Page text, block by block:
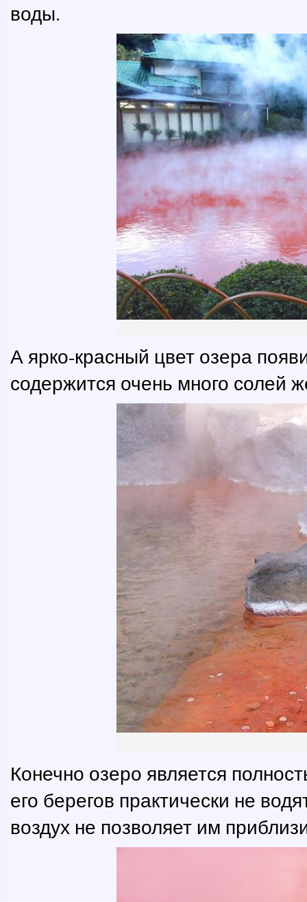
воды.
А ярко-красный цвет озера
содержится очень много солей
Конечно озеро является
его берегов практически не
воздух не позволяет им